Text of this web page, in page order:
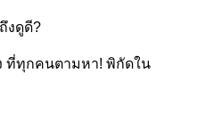
งดูดี?
ที่ทุกคนตามหา! พิกัดใน